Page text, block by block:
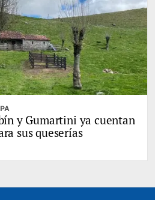
y Gumartini ya cuentan
sus queserías